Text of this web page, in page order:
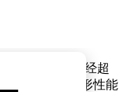
了一项名为神经超
移动游戏和图形性能